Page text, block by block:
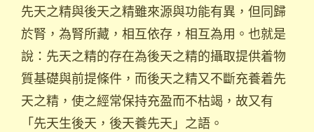
先天之精與後天之精雖來源與功能有異，但同歸
於腎，為腎所藏，相互依存，相互為用。也就是
說：先天之精的存在為後天之精的攝取提供着物
質基礎與前提條件，而後天之精又不斷充養着先
天之精，使之經常保持充盈而不枯竭，故又有
「先天生後天，後天養先天」之語。